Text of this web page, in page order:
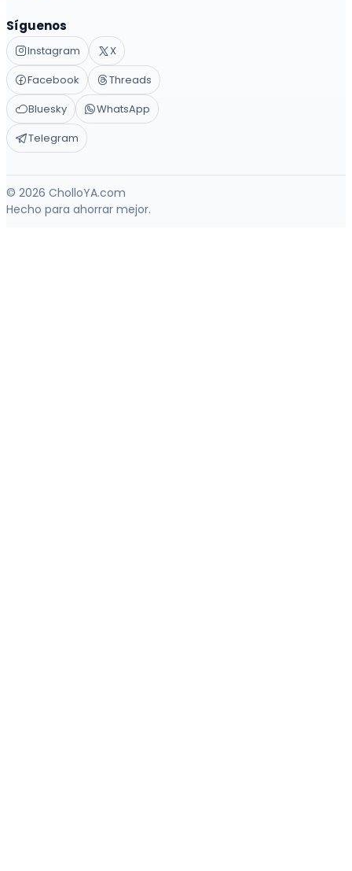
Síguenos
Instagram
X
Facebook
Threads
Bluesky
WhatsApp
Telegram
© 2026 CholloYA.com
Hecho para ahorrar mejor.